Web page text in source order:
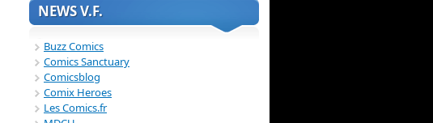
NEWS V.F.
Buzz Comics
Comics Sanctuary
Comicsblog
Comix Heroes
Les Comics.fr